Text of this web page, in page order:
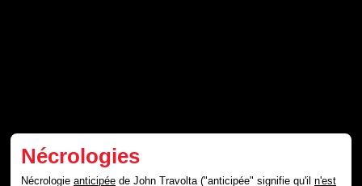
Nécrologies
Nécrologieanticipée de John Travolta ("anticipée" signifie qu'iln'est